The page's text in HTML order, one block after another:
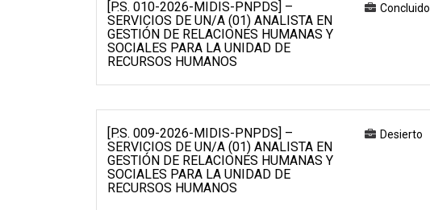
[P.S. 010-2026-MIDIS-PNPDS] –
SERVICIOS DE UN/A (01) ANALISTA EN
GESTIÓN DE RELACIONES HUMANAS Y
SOCIALES PARA LA UNIDAD DE
RECURSOS HUMANOS
Concluido
[P.S. 009-2026-MIDIS-PNPDS] –
SERVICIOS DE UN/A (01) ANALISTA EN
GESTIÓN DE RELACIONES HUMANAS Y
SOCIALES PARA LA UNIDAD DE
RECURSOS HUMANOS
Desierto